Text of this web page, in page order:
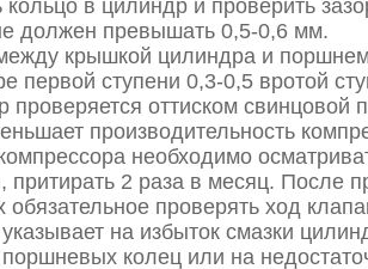
кольцо в цилиндр и проверить
должен превышать 0,5-0,6 мм.
крышкой цилиндра и
первой ступени 0,3-0,5 вротой
проверяется оттиском свинцовой
производительность
необходимо
притирать 2 раза в месяц. После
обязательное проверять ход
на избыток смазки
колец или на